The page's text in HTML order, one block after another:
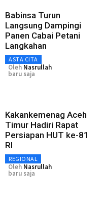
Babinsa Turun
Langsung Dampingi
Panen Cabai Petani
Langkahan
ASTA CITA
Oleh Nasrullah
baru saja
Kakankemenag Aceh
Timur Hadiri Rapat
Persiapan HUT ke-81
RI
REGIONAL
Oleh Nasrullah
baru saja